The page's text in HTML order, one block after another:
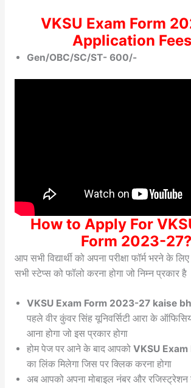
VKSU Exam Form
Application
Gen/OBC/SC/ST- 600/-
How to Apply For
Form 2023-27?
आप सभी विद्यार्थी को अपना परीक्षा फॉर्म भरने के
सभी स्टेप्स को फॉलो करना होगा जो निम्न प्रकार है
VKSU Exam Form 2023-27 kaise
पहले वीर कुंवर सिंह यूनिवर्सिटी आरा के
आना होगा जो इस प्रकार होगा
होम पेज पर आने के बाद आपको VKSU
का लिंक मिलेगा जिस पर क्लिक करना होगा
अब आपको अपना मोबाइल नंबर और रजिस्ट्रेशन